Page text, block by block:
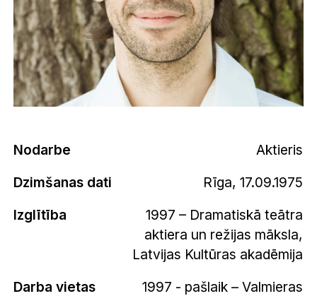
Nodarbe
Aktieris
Dzimšanas dati
Rīga, 17.09.1975
Izglītība
1997 – Dramatiskā teātra
aktiera un režijas māksla,
Latvijas Kultūras akadēmija
Darba vietas
1997 - pašlaik – Valmieras